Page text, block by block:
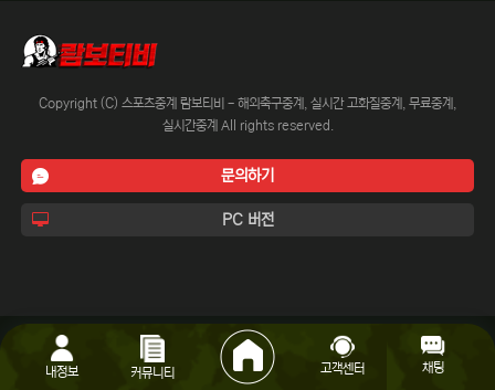
Copyright (C) 스포츠중계 람보티비 - 해외축구중계, 실시간 고화질중계, 무료중계,
실시간중계 All rights reserved.
문의하기
PC 버전
내정보 커뮤니티 고객센터 채팅